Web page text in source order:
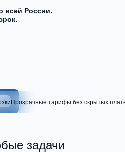
всей России.
Прозрачные тарифы без скрытых
задачи